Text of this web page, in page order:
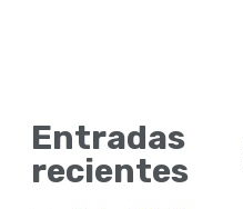
Entradas
recientes